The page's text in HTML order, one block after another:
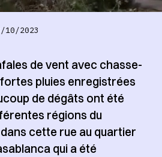
10/2023
de vent avec chasse-
pluies enregistrées
de dégâts ont été
régions du
cette rue au quartier
qui a été